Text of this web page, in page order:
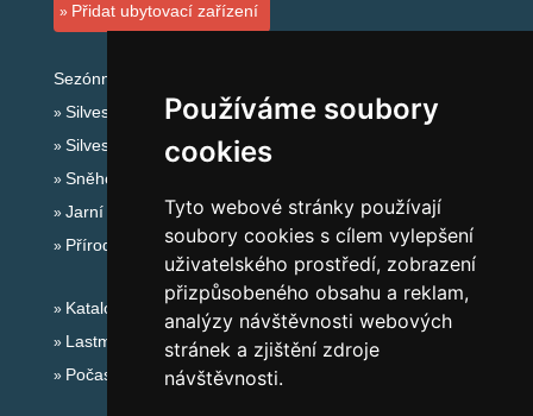
Používáme soubory
cookies
Tyto webové stránky používají
soubory cookies s cílem vylepšení
uživatelského prostředí, zobrazení
přizpůsobeného obsahu a reklam,
analýzy návštěvnosti webových
stránek a zjištění zdroje
návštěvnosti.
Přidat ubytovací zařízení
Sezónní odkazy:
Silvester Jeseníky
Silvestr na horách 2025/26
Sněhové zpravodajství
Jarní prázdniny 2027
Přírodní koupaliště
Katalog ubytování Jeseníky
Lastminute Jeseníky
Počasí na horách